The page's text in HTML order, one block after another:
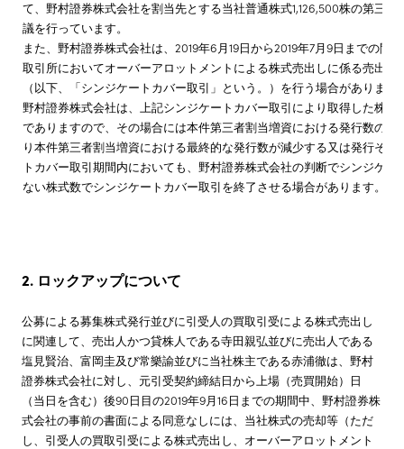
て、野村證券株式会社を割当先とする当社普通株式1,126,500株の第三
議を行っています。
また、野村證券株式会社は、2019年6月19日から2019年7月9日までの
取引所においてオーバーアロットメントによる株式売出しに係る売出
（以下、「シンジケートカバー取引」という。）を行う場合があります
野村證券株式会社は、上記シンジケートカバー取引により取得した株
でありますので、その場合には本件第三者割当増資における発行数の
り本件第三者割当増資における最終的な発行数が減少する又は発行そ
トカバー取引期間内においても、野村證券株式会社の判断でシンジケ
ない株式数でシンジケートカバー取引を終了させる場合があります。
2. ロックアップについて
公募による募集株式発行並びに引受人の買取引受による株式売出し
に関連して、売出人かつ貸株人である寺田親弘並びに売出人である
塩見賢治、富岡圭及び常樂諭並びに当社株主である赤浦徹は、野村
證券株式会社に対し、元引受契約締結日から上場（売買開始）日
（当日を含む）後90日目の2019年9月16日までの期間中、野村證券株
式会社の事前の書面による同意なしには、当社株式の売却等（ただ
し、引受人の買取引受による株式売出し、オーバーアロットメント